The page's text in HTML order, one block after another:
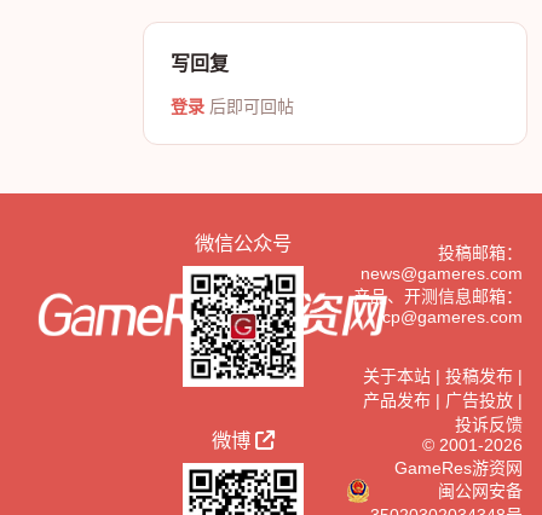
写回复
登录 后即可回帖
微信公众号
微博
投稿邮箱：
news@gameres.com
产品、开测信息邮箱：
cp@gameres.com
关于本站| 投稿发布|
产品发布| 广告投放|
投诉反馈
© 2001-2026
GameRes游资网
闽公网安备